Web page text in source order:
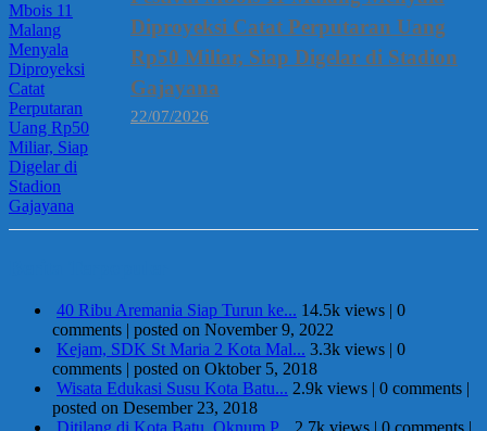
Diproyeksi Catat Perputaran Uang
Rp50 Miliar, Siap Digelar di Stadion
Gajayana
22/07/2026
40 Ribu Aremania Siap Turun ke... 14.5k views | 0
comments | posted on November 9, 2022
Kejam, SDK St Maria 2 Kota Mal... 3.3k views | 0
comments | posted on Oktober 5, 2018
Wisata Edukasi Susu Kota Batu... 2.9k views | 0 comments |
posted on Desember 23, 2018